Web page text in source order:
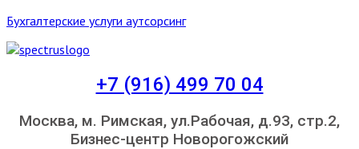
Бухгалтерские услуги аутсорсинг
+7 (916) 499 70 04
Москва, м. Римская, ул.Рабочая, д.93, стр.2,
Бизнес-центр Новорогожский